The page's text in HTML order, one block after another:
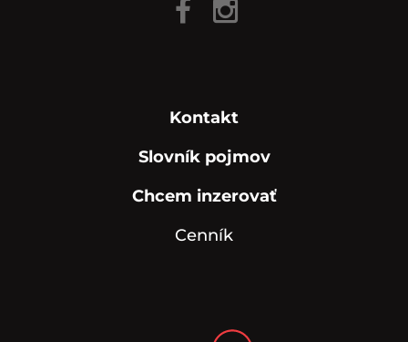
Kontakt
Slovník pojmov
Chcem inzerovať
Cenník